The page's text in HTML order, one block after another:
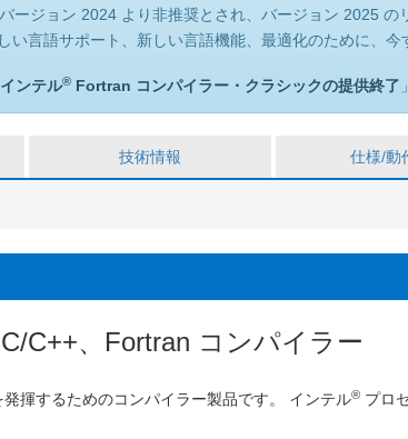
トウェア開発ツール 2025.3.1 の新機能や変更点を紹介するリリ
サー向け OpenMP* アプリケーションの最適化セミナー【参加無
) ～ 2.3 (火) / タワーホール船堀 / 無料 / 主催・共催: 一般社団法
ジョン 2024 より非推奨とされ、バージョン 2025 の
言語サポート、新しい言語機能、最適化のために、今
インテル® Fortran コンパイラー・クラシックの提供終了
技術情報 仕様/動
C++、Fortran コンパイラー
揮するためのコンパイラー製品です。 インテル®プロ